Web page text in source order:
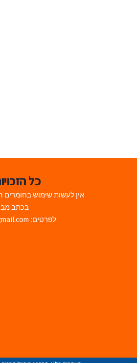
כל
אין לעשות שימוש
בכתב
לפרטים: Avihai.ZoomAt@gmail.com